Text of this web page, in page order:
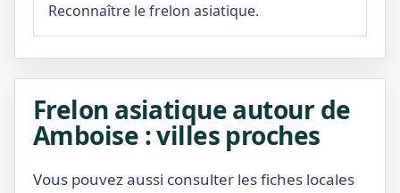
Reconnaître le frelon asiatique.
Frelon asiatique autour de
Amboise : villes proches
Vous pouvez aussi consulter les fiches locales